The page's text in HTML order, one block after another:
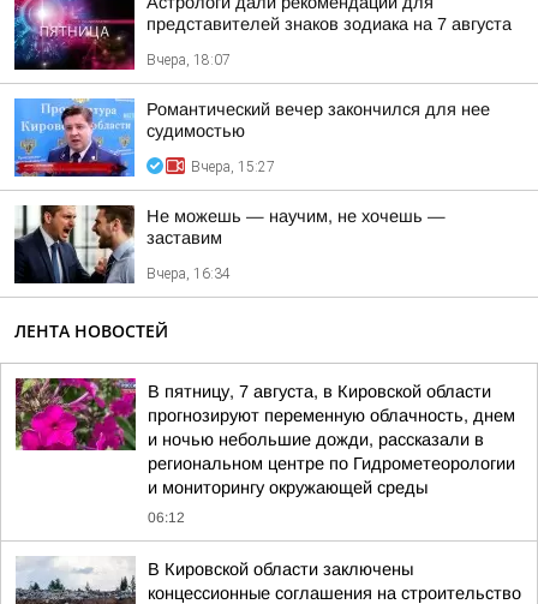
представителей знаков зодиака на 7 августа
Вчера, 18:07
Романтический вечер закончился для нее
судимостью
Вчера, 15:27
Не можешь — научим, не хочешь —
заставим
Вчера, 16:34
ЛЕНТА НОВОСТЕЙ
В пятницу, 7 августа, в Кировской области
прогнозируют переменную облачность, днем
и ночью небольшие дожди, рассказали в
региональном центре по Гидрометеорологии
и мониторингу окружающей среды
06:12
В Кировской области заключены
концессионные соглашения на строительство